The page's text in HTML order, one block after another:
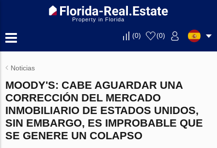
Property in Florida
(0) (0)
Noticias
MOODY'S: CABE AGUARDAR UNA
CORRECCIÓN DEL MERCADO
INMOBILIARIO DE ESTADOS UNIDOS,
SIN EMBARGO, ES IMPROBABLE QUE
SE GENERE UN COLAPSO